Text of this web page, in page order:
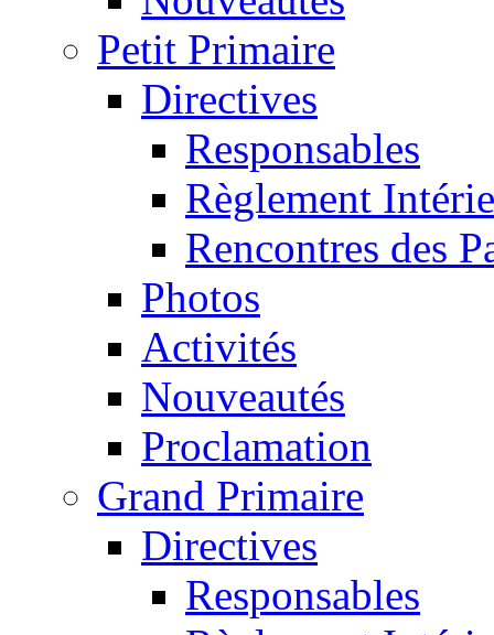
Petit Primaire
Directives
Responsables
Règlement
Rencontres des
Photos
Activités
Nouveautés
Proclamation
Grand Primaire
Directives
Responsables